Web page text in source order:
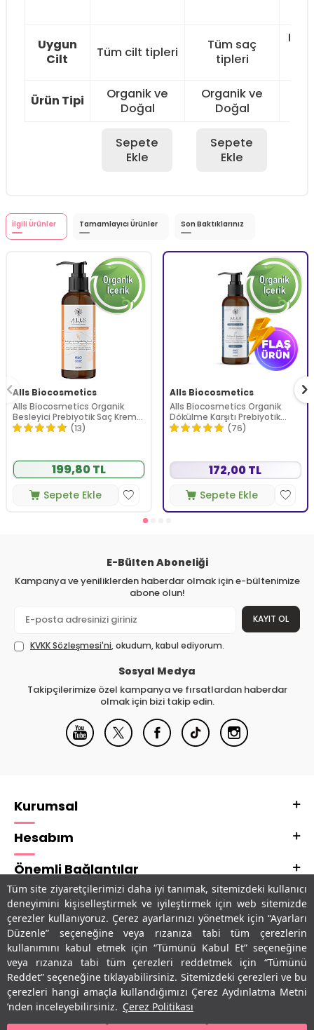
Tüm site ziyaretçilerimizi daha iyi tanımak, sitemizdeki kullanıcı
deneyimini kişiselleştirmek ve iyileştirmek için web sitemizde
çerezler kullanıyoruz. Çerez ayarlarınızı yönetmek için “Ayarları
Düzenle” seçeneğine veya rızanıza tabi tüm çerezlerin
kullanımını kabul etmek için “Tümünü Kabul Et” seçeneğine
veya rızanıza tabi tüm çerezleri reddetmek için “Tümünü
Reddet” seçeneğine tıklayabilirsiniz. Sitemizdeki çerezleri ve bu
çerezleri hangi amaçla kullandığımızı Çerez Aydınlatma Metni
’nden inceleyebilirsiniz. Çerez Politikası
Uygun
Cilt
Tüm cilt tipleri
Tüm saç
tipleri
Ürün Tipi
Organik ve
Doğal
Organik ve
Doğal
Sepete
Ekle
Sepete
Ekle
İlgili Ürünler Tamamlayıcı Ürünler Son Baktıklarınız
Alls Biocosmetics
Alls Biocosmetics Organik
Besleyici Prebiyotik Saç Kremi
100 ml
(13)
199,80 TL
Sepete Ekle
Alls Biocosmetics
Alls Biocosmetics Organik
Dökülme Karşıtı Prebiyotik
Şampuan 100 ml
(76)
172,00 TL
Sepete Ekle
E-Bülten Aboneliği
Kampanya ve yeniliklerden haberdar olmak için e-bültenimize
abone olun!
KAYIT OL
KVKK Sözleşmesi'ni, okudum, kabul ediyorum.
Sosyal Medya
Takipçilerimize özel kampanya ve fırsatlardan haberdar
olmak için bizi takip edin.
Kurumsal
Hesabım
Önemli Bağlantılar
Adres & İletişim
Uygulamalarımız